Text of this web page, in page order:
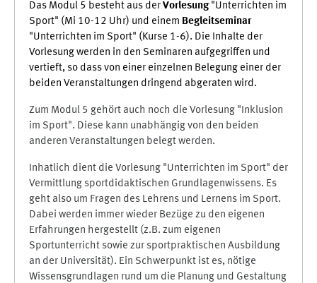
Das Modul 5 besteht aus der Vorlesung"Unterrichten im
Sport" (Mi 10-12 Uhr) und einem Begleitseminar
"Unterrichten im Sport" (Kurse 1-6). Die Inhalte der
Vorlesung werden in den Seminaren aufgegriffen und
vertieft, so dass von einer einzelnen Belegung einer der
beiden Veranstaltungen dringend abgeraten wird.
Zum Modul 5 gehört auch noch die Vorlesung "Inklusion
im Sport". Diese kann unabhängig von den beiden
anderen Veranstaltungen belegt werden.
Inhatlich dient die Vorlesung "Unterrichten im Sport" der
Vermittlung sportdidaktischen Grundlagenwissens. Es
geht also um Fragen des Lehrens und Lernens im Sport.
Dabei werden immer wieder Bezüge zu den eigenen
Erfahrungen hergestellt (z.B. zum eigenen
Sportunterricht sowie zur sportpraktischen Ausbildung
an der Universität). Ein Schwerpunkt ist es, nötige
Wissensgrundlagen rund um die Planung und Gestaltung